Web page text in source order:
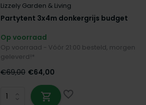
Lizzely Garden & Living
Partytent 3x4m donkergrijs budget
Op voorraad
Op voorraad - Vóór 21:00 besteld, morgen
geleverd!*
€69,00 €64,00